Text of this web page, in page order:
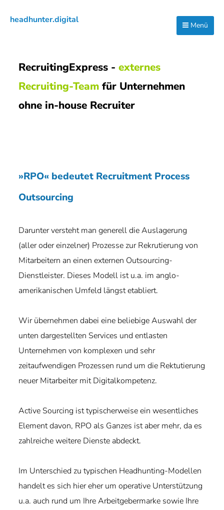
Hauptnavigation
Inhalt
headhunter.digital
Menü
RecruitingExpress -externes
Recruiting-Team für Unternehmen
ohne in-house Recruiter
»RPO« bedeutet Recruitment Process
Outsourcing
Darunter versteht man generell die Auslagerung
(aller oder einzelner) Prozesse zur Rekrutierung von
Mitarbeitern an einen externen Outsourcing-
Dienstleister. Dieses Modell ist u.a. im anglo-
amerikanischen Umfeld längst etabliert.
Wir übernehmen dabei eine beliebige Auswahl der
unten dargestellten Services und entlasten
Unternehmen von komplexen und sehr
zeitaufwendigen Prozessen rund um die Rektutierung
neuer Mitarbeiter mit Digitalkompetenz.
Active Sourcing ist typischerweise ein wesentliches
Element davon, RPO als Ganzes ist aber mehr, da es
zahlreiche weitere Dienste abdeckt.
Im Unterschied zu typischen Headhunting-Modellen
handelt es sich hier eher um operative Unterstützung
u.a. auch rund um Ihre Arbeitgebermarke sowie Ihre